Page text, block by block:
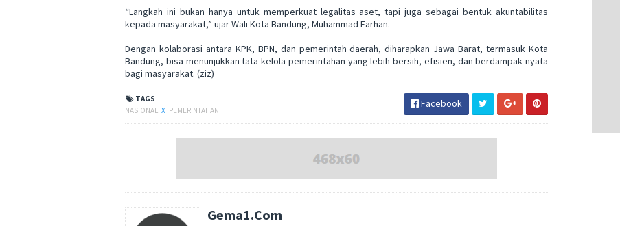
“Langkah ini bukan hanya untuk memperkuat legalitas aset, tapi juga sebagai bentuk akuntabilitas
kepada masyarakat,” ujar Wali Kota Bandung, Muhammad Farhan.
Dengan kolaborasi antara KPK, BPN, dan pemerintah daerah, diharapkan Jawa Barat, termasuk Kota
Bandung, bisa menunjukkan tata kelola pemerintahan yang lebih bersih, efisien, dan berdampak nyata
bagi masyarakat. (ziz)
TAGS
NASIONAL X PEMERINTAHAN
Facebook
Gema1.Com